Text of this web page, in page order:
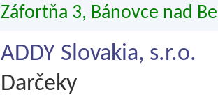
Záfortňa 3, Bánovce nad
ADDY Slovakia, s.r.o.
Darčeky